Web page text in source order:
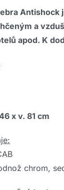
Antishock
a
apod. K
x v. 81 cm
chrom,